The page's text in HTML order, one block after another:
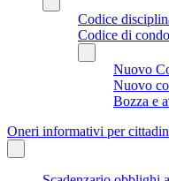
Codice
Codice di
Nuovo
Nuovo
Bozza e
Oneri informativi per